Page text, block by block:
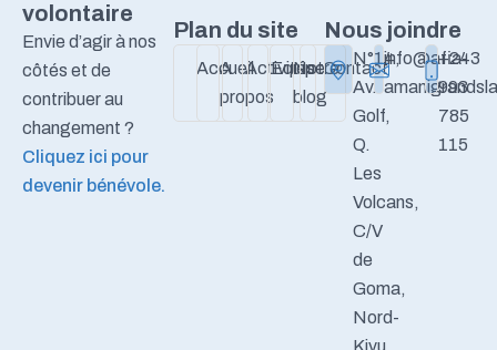
volontaire
Envie d’agir à nos
côtés et de
contribuer au
changement ?
Cliquez ici pour
devenir bénévole.
Plan du site
Accueil
A
propos
Activités
Equipe
Notre
blog
Contact
Nous joindre
N°14,
Av.
Golf,
Q.
Les
Volcans,
C/V
de
Goma,
Nord-
Kivu,
info@afia-
+243
993
785
115